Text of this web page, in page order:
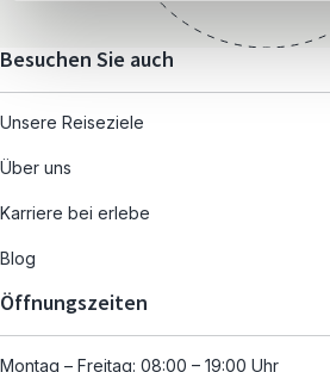
Besuchen Sie auch
Unsere Reiseziele
Über uns
Karriere bei erlebe
Blog
Öffnungszeiten
Montag – Freitag: 08:00 – 19:00 Uhr